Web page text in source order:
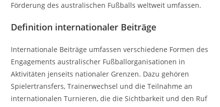
Förderung des australischen Fußballs weltweit umfassen.
Definition internationaler Beiträge
Internationale Beiträge umfassen verschiedene Formen des
Engagements australischer Fußballorganisationen in
Aktivitäten jenseits nationaler Grenzen. Dazu gehören
Spielertransfers, Trainerwechsel und die Teilnahme an
internationalen Turnieren, die die Sichtbarkeit und den Ruf